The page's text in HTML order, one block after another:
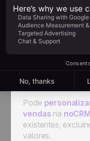
• Certifique-se de
passos certos
e colocar os
correspondente, e
Pode
vendas na noCRM
existentes,
valores.